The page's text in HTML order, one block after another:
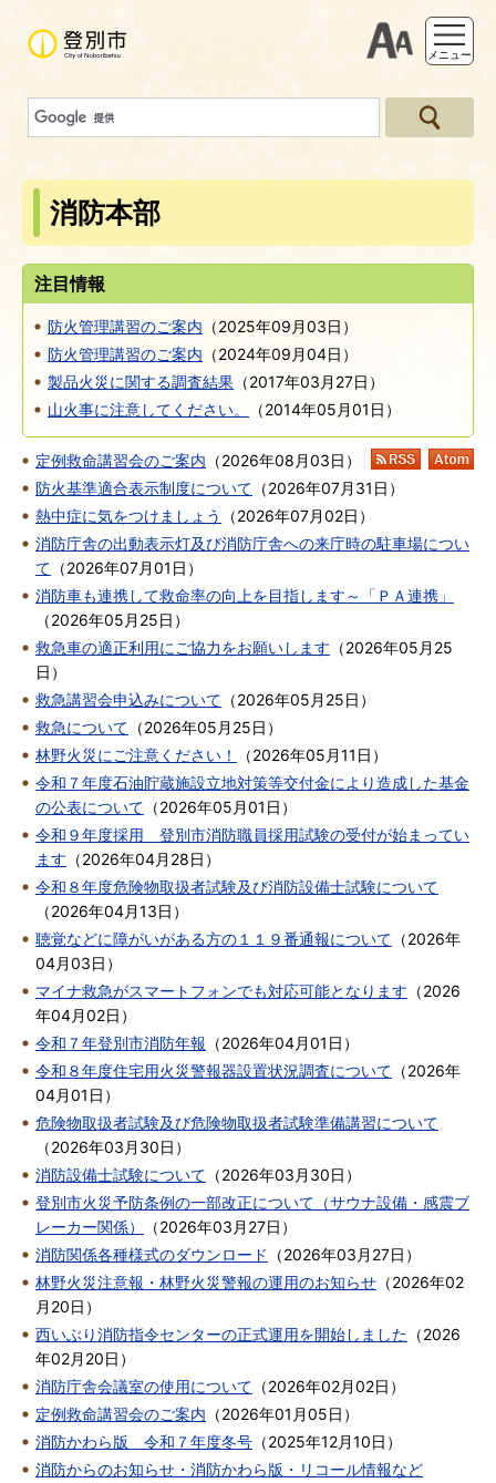
支援ツー
メニュー
消防本部
注目情報
防火管理講習のご案内 （2025年09月03日 ）
防火管理講習のご案内 （2024年09月04日 ）
製品火災に関する調査結果 （2017年03月27日 ）
山火事に注意してください。
（2014年05月01日 ）
RSS
定例救命講習会のご案内 （2026年08月03日 ）
防火基準適合表示制度について （2026年07月31日 ）
熱中症に気をつけましょう
（2026年07月02日 ）
消防庁舎の出動表示灯及び消防庁舎への来庁時の駐車場につい
て （2026年07月01日 ）
消防車も連携して救命率の向上を目指します～「ＰＡ連携」
（2026年05月25日 ）
救急車の適正利用にご協力をお願いします （2026年05月25
日 ）
救急講習会申込みについて （2026年05月25日 ）
救急について （2026年05月25日 ）
林野火災にご注意ください！
（2026年05月11日 ）
令和７年度石油貯蔵施設立地対策等交付金により造成した基金
の公表について （2026年05月01日 ）
令和９年度採用 登別市消防職員採用試験の受付が始まってい
ます （2026年04月28日 ）
令和８年度危険物取扱者試験及び消防設備士試験について
（2026年04月13日 ）
聴覚などに障がいがある方の１１９番通報について （2026年
04月03日 ）
マイナ救急がスマートフォンでも対応可能となります （2026
年04月02日 ）
令和７年登別市消防年報 （2026年04月01日 ）
令和８年度住宅用火災警報器設置状況調査について （2026年
04月01日 ）
危険物取扱者試験及び危険物取扱者試験準備講習について
（2026年03月30日 ）
消防設備士試験について （2026年03月30日 ）
登別市火災予防条例の一部改正について（サウナ設備・感震ブ
レーカー関係）
（2026年03月27日 ）
消防関係各種様式のダウンロード
（2026年03月27日 ）
林野火災注意報・林野火災警報の運用のお知らせ （2026年02
月20日 ）
西いぶり消防指令センターの正式運用を開始しました （2026
年02月20日 ）
消防庁舎会議室の使用について （2026年02月02日 ）
定例救命講習会のご案内 （2026年01月05日 ）
消防かわら版 令和７年度冬号 （2025年12月10日 ）
消防からのお知らせ・消防かわら版・リコール情報など